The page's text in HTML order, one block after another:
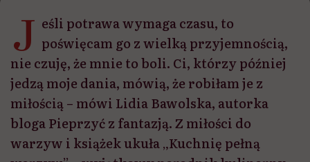
J eśli potrawa wymaga czasu, to
poświęcam go z wielką przyjemnością,
nie czuję, że mnie to boli. Ci, którzy później
jedzą moje dania, mówią, że robiłam je z
miłością – mówi Lidia Bawolska, autorka
bloga Pieprzyć z fantazją. Z miłości do
warzyw i książek ukuła „Kuchnię pełną